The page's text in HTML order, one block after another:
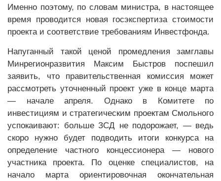
Именно поэтому, по словам министра, в настоящее
время проводится новая госэкспертиза стоимости
проекта и соответствие требованиям Инвестфонда.
Напуганный такой ценой промедления замглавы
Минрегионразвития Максим Быстров поспешил
заявить, что правительственная комиссия может
рассмотреть уточненный проект уже в конце марта
— начале апреля. Однако в Комитете по
инвестициям и стратегическим проектам Смольного
успокаивают: больше ЗСД не подорожает, — ведь
скоро нужно будет подводить итоги конкурса на
определение частного концессионера — нового
участника проекта. По оценке специалистов, на
начало марта ориентировочная окончательная